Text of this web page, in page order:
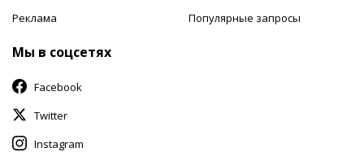
Реклама
Популярные запросы
Мы в соцсетях
Facebook
Twitter
Instagram